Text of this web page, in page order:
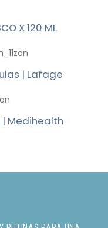
X 120 ML
| Lafage
| Medihealth